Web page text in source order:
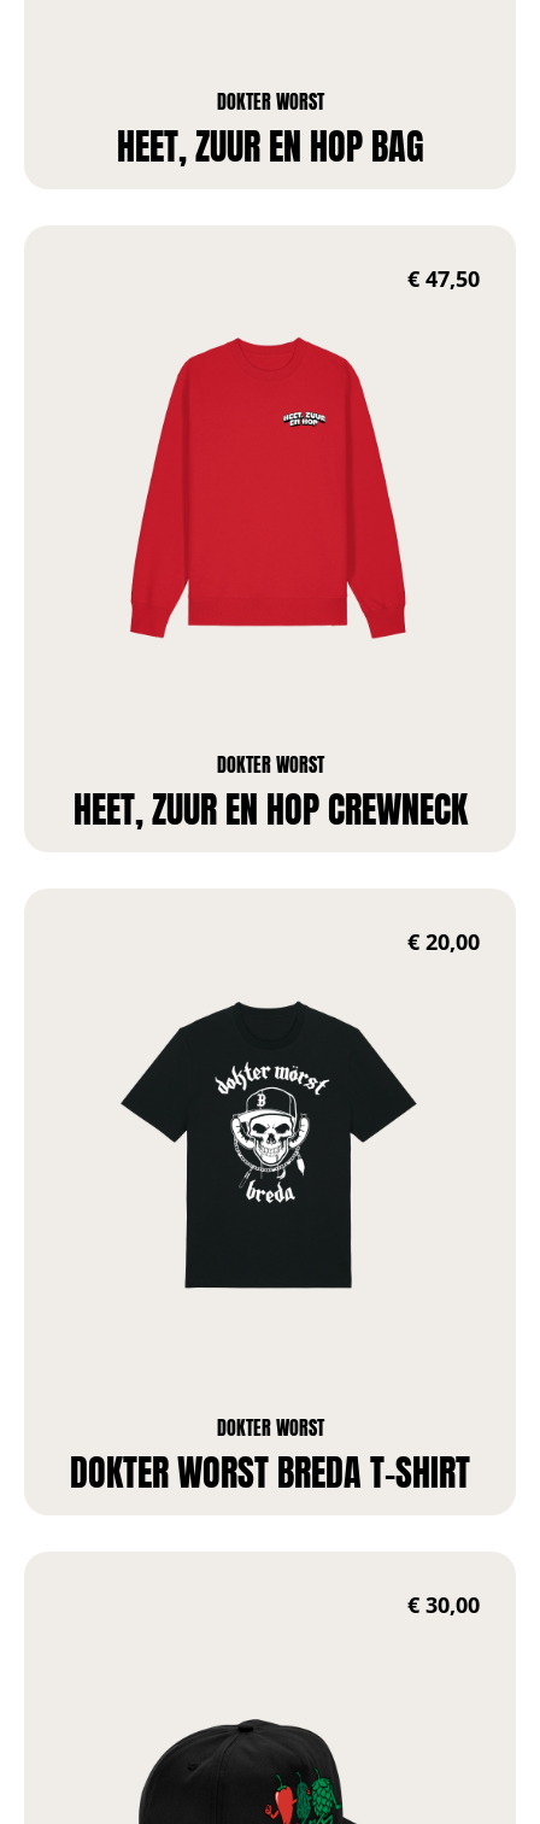
DOKTER WORST
HEET, ZUUR EN HOP BAG
DOKTER WORST
HEET, ZUUR EN HOP CREWNECK
€ 47,50
DOKTER WORST
DOKTER WORST BREDA T-SHIRT
€ 20,00
€ 30,00